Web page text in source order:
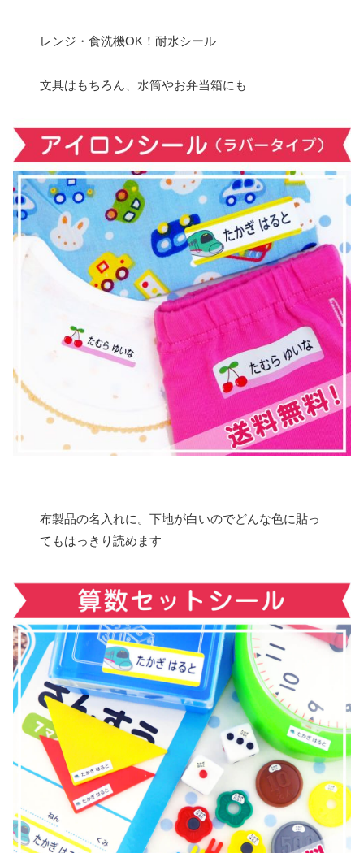
レンジ・食洗機OK！耐水シール
文具はもちろん、水筒やお弁当箱にも
布製品の名入れに。下地が白いのでどんな色に貼っ
てもはっきり読めます